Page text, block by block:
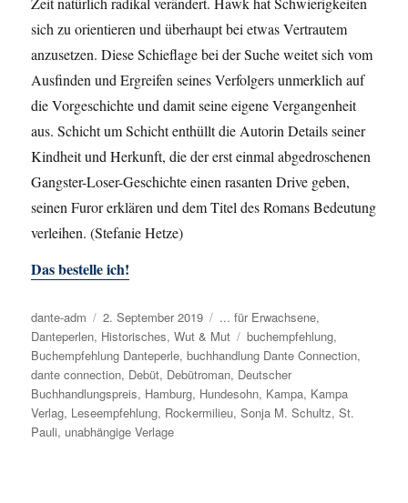
sich zu orientieren und überhaupt bei etwas Vertrautem
anzusetzen. Diese Schieflage bei der Suche weitet sich vom
Ausfinden und Ergreifen seines Verfolgers unmerklich auf
die Vorgeschichte und damit seine eigene Vergangenheit
aus. Schicht um Schicht enthüllt die Autorin Details seiner
Kindheit und Herkunft, die der erst einmal abgedroschenen
Gangster-Loser-Geschichte einen rasanten Drive geben,
seinen Furor erklären und dem Titel des Romans Bedeutung
verleihen. (Stefanie Hetze)
Das bestelle ich!
Autor
dante-adm
Veröffentlicht
am
2. September 2019 Kategorien
... für Erwachsene,
Danteperlen, Historisches,Wut & Mut Schlagwörter
buchempfehlung,
Buchempfehlung Danteperle,buchhandlung Dante Connection,
dante connection, Debüt, Debütroman, Deutscher
Buchhandlungspreis, Hamburg, Hundesohn, Kampa, Kampa
Verlag, Leseempfehlung, Rockermilieu,Sonja M. Schultz,St.
Pauli, unabhängige Verlage